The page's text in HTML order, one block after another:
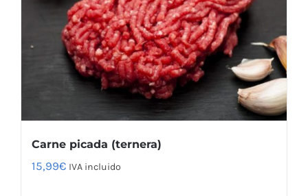
Carne picada (ternera)
15,99€ IVA incluido